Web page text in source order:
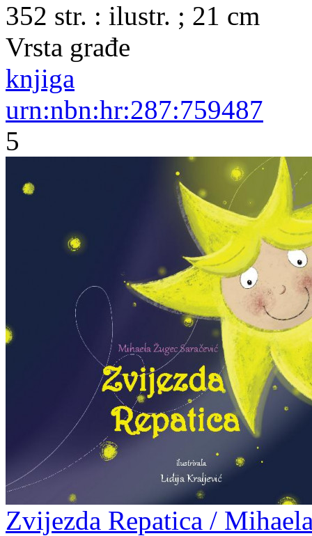
352 str. : ilustr. ; 21 cm
Vrsta građe
knjiga
urn:nbn:hr:287:759487
5
Zvijezda Repatica /